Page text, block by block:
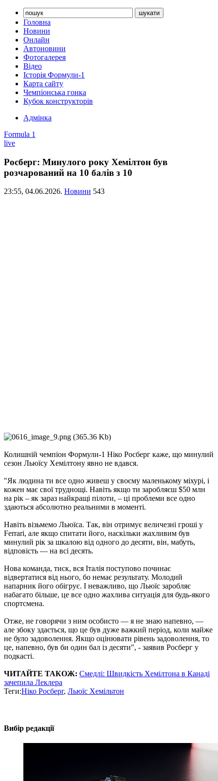
Головна
Новини
Онлайн
Автоновини
Фотогалерея
Відео
Історія Формули-1
Карта сайту
Чемпіонська гонка
Кубок конструкторів
Адмінка
Formula 1
live
Росберг: Минулого року Хемілтон був
розчарований на 10 балів з 10
23:55, 04.06.2026. Новини 543
Колишній чемпіон Формули-1 Ніко Росберг каже, що минулий
сезон Льюїсу Хемілтону явно не вдався.
"Як людина ти все одно живеш у своєму маленькому міхурі, і
кожен має свої труднощі. Навіть якщо ти заробляєш $50 млн
на рік – як зараз найкращі пілоти, – ці проблеми все одно
здаються абсолютно реальними в моменті.
Навіть візьмемо Льюїса. Так, він отримує величезні гроші у
Ferrari, але якщо спитати його, наскільки жахливим був
минулий рік за шкалою від одного до десяти, він, мабуть,
відповість — на всі десять.
Нова команда, тиск, вся Італія поступово починає
відвертатися від нього, бо немає результату. Молодий
напарник його обігрує. І неважливо, що Льюїс заробляє
набагато більше, це все одно жахлива ситуація для будь-якого
спортсмена.
Отже, не говорячи з ним особисто — я не знаю напевно, —
але збоку здається, що це був дуже важкий період, коли майже
не було задоволення. Якщо оцінювати рівень задоволення, то
це, напевно, був би один бал із десяти", - заявив Росберг у
подкасті.
ЧИТАЙТЕ ТАКОЖ: Смедлі: Швидкість Хемілтона в Канаді
зачепила Леклера
Теги:Ніко Росберг, Льюїс Хемільтон
Вибір редакції